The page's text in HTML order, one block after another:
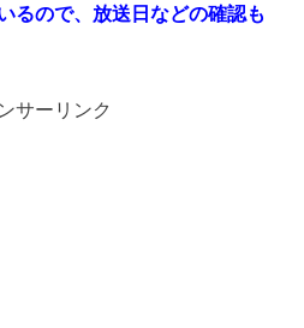
ので、放送日などの確認も
サーリンク